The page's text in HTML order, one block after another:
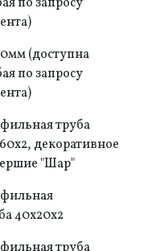
(доступна
по запросу
труба
декоративное
"Шар"
40x20x2